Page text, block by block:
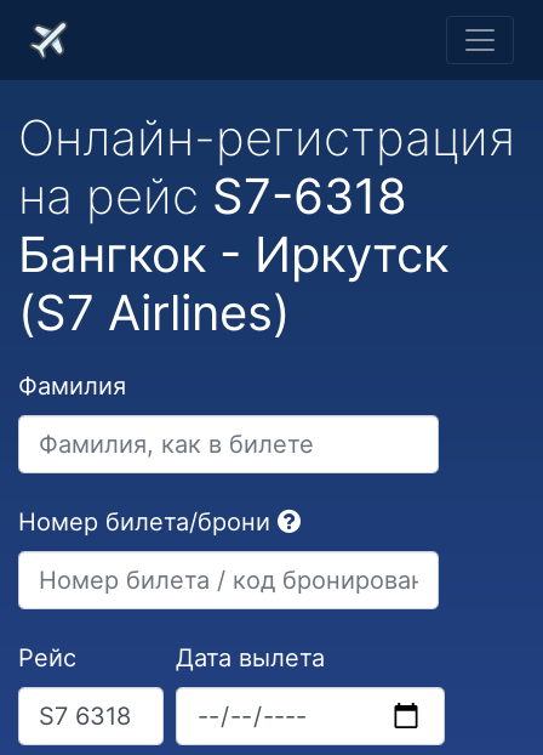
Онлайн-регистрация
на рейс S7-6318
Бангкок - Иркутск
(S7 Airlines)
Фамилия
Номер билета/брони
Рейс Дата вылета